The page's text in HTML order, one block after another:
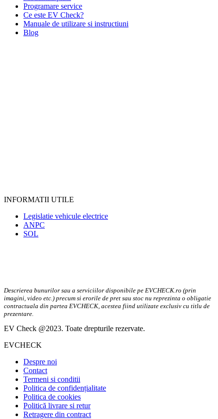
Programare service
Ce este EV Check?
Manuale de utilizare si instructiuni
Blog
INFORMATII UTILE
Legislatie vehicule electrice
ANPC
SOL
Descrierea bunurilor sau a serviciilor disponibile pe EVCHECK.ro (prin
imagini, video etc.) precum si erorile de pret sau stoc nu reprezinta o obligatie
contractuala din partea EVCHECK, acestea fiind utilizate exclusiv cu titlu de
prezentare.
EV Check @2023. Toate drepturile rezervate.
EVCHECK
Despre noi
Contact
Termeni si conditii
Politica de confidențialitate
Politica de cookies
Politică livrare si retur
Retragere din contract